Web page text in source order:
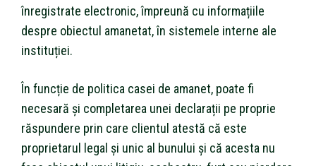
înregistrate electronic, împreună cu informațiile
despre obiectul amanetat, în sistemele interne ale
instituției.
În funcție de politica casei de amanet, poate fi
necesară și completarea unei declarații pe proprie
răspundere prin care clientul atestă că este
proprietarul legal și unic al bunului și că acesta nu